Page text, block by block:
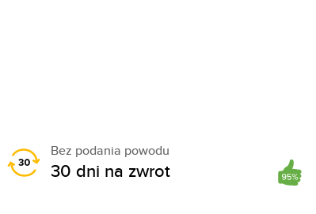
Bez podania powodu
30 dni na zwrot